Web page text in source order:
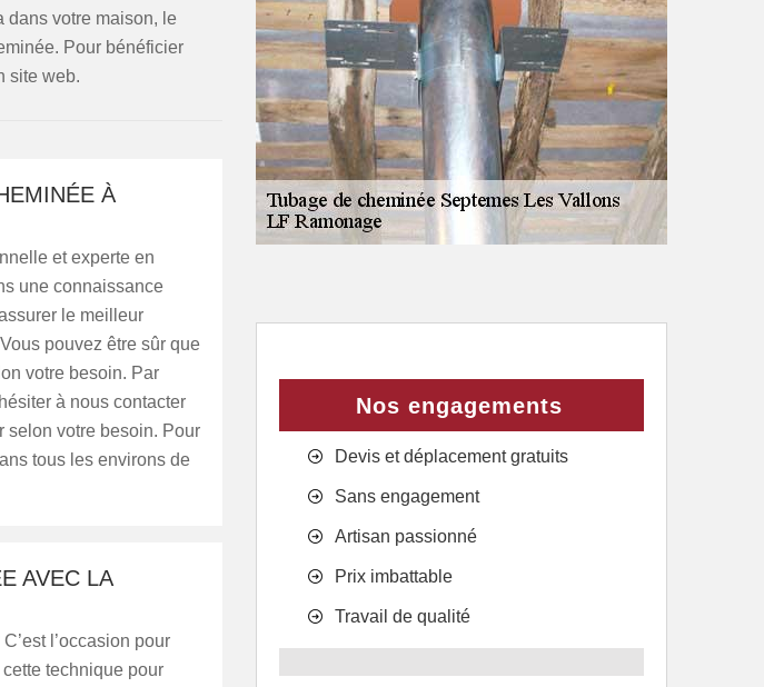
dans votre maison, le
Pour bénéficier
site web.
À
et experte en
une connaissance
le meilleur
pouvez être sûr que
votre besoin. Par
à nous contacter
selon votre besoin. Pour
tous les environs de
AVEC LA
l’occasion pour
technique pour
Nos engagements
Devis et déplacement gratuits
Sans engagement
Artisan passionné
Prix imbattable
Travail de qualité